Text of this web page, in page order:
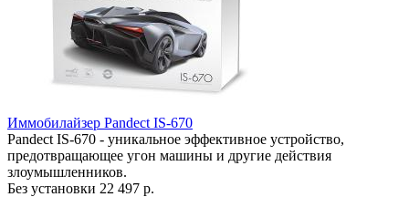
Иммобилайзер Pandect IS-670
Pandect IS-670 - уникальное эффективное устройство,
предотвращающее угон машины и другие действия
злоумышленников.
Без установки 22 497 р.